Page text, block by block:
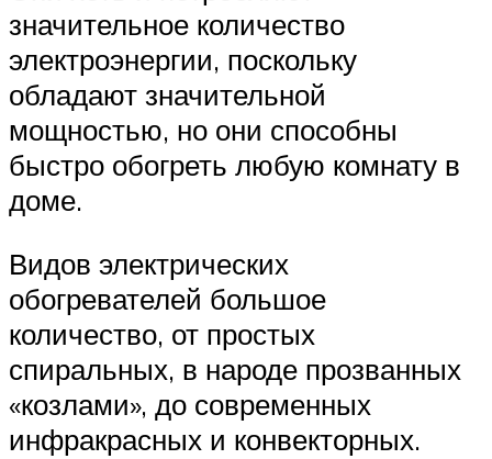
значительное количество
электроэнергии, поскольку
обладают значительной
мощностью, но они способны
быстро обогреть любую комнату в
доме.
Видов электрических
обогревателей большое
количество, от простых
спиральных, в народе прозванных
«козлами», до современных
инфракрасных и конвекторных.